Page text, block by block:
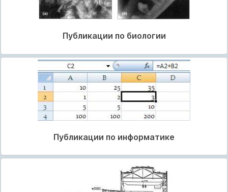
Публикации по биологии
Публикации по информатике